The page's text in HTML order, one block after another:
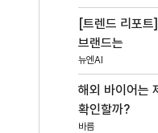
[트렌드 리포
브랜드는
뉴엔AI
해외 바이어는
확인할까?
바름